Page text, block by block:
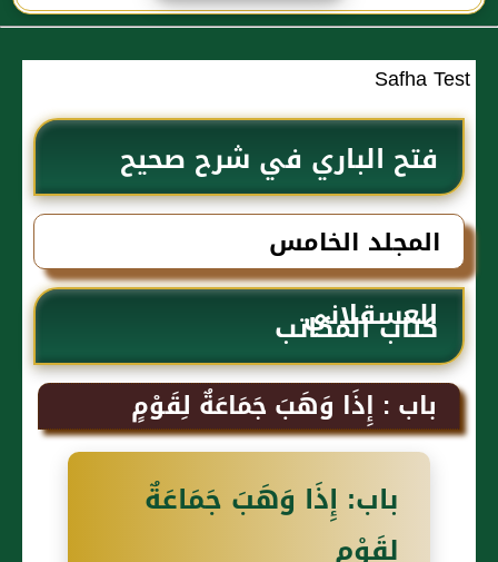
الحجاج
Safha Test
فتح الباري في شرح صحيح
البخاري للحافظ ابن حجر
العسقلاني
المجلد الخامس
كتاب المكاتب
باب : إِذَا وَهَبَ جَمَاعَةٌ لِقَوْمٍ
باب: إِذَا وَهَبَ جَمَاعَةٌ
لِقَوْمٍ